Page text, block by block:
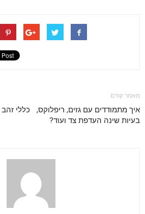
מאמר קודם
איך מתמודדים עם גזים, ריפלוקס,
בעיות שינה העדפת צד ועוד?
כללי